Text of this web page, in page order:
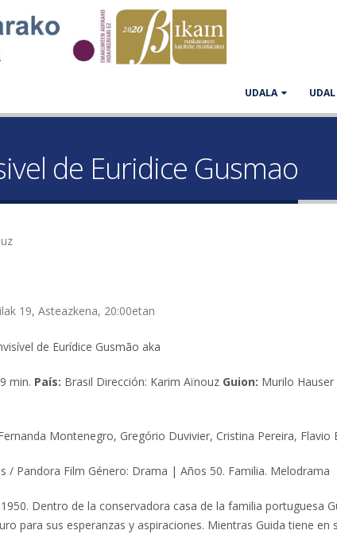
UDALA
de Euridice Gusmao
19, Asteazkena, 20:00etan
de Eurídice Gusmão aka
min. País: Brasil Dirección: Karim Aïnouz Guion: Murilo
Montenegro, Gregório Duvivier, Cristina Pereira,
/ Pandora Film Género: Drama | Años 50. Familia. Melodrama
Dentro de la conservadora casa de la familia portuguesa
para sus esperanzas y aspiraciones. Mientras Guida tiene